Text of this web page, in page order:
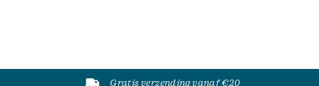
Gratis verzending vanaf €20